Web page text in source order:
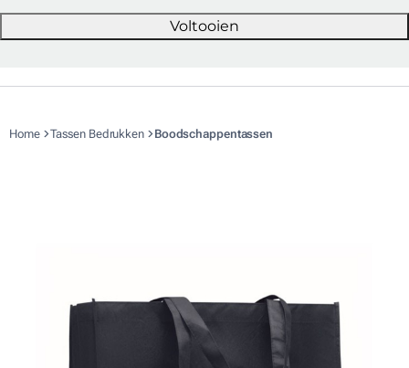
Voltooien
Home Tassen Bedrukken Boodschappentassen